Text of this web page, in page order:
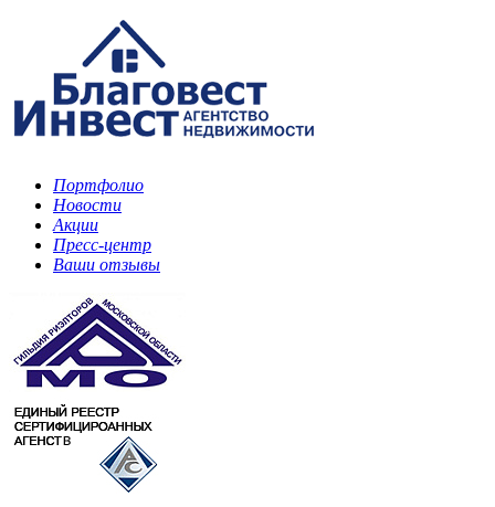
Портфолио
Новости
Акции
Пресс-центр
Ваши отзывы